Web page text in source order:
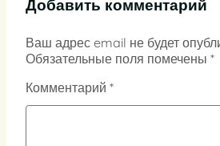
Добавить комментарий
Ваш адрес email не будет
Обязательные поля помечены *
Комментарий *